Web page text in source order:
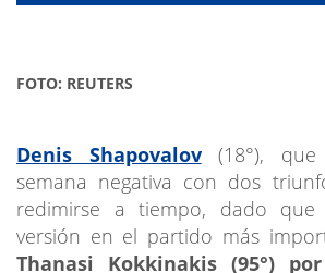
FOTO: REUTERS
Denis Shapovalov(18°), que
semana negativa con dos
redimirse a tiempo, dado
versión en el partido más
Thanasi Kokkinakis (95°)